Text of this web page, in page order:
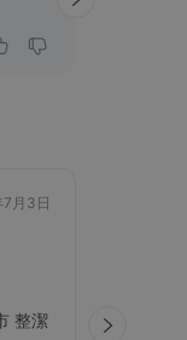
月3日
整潔